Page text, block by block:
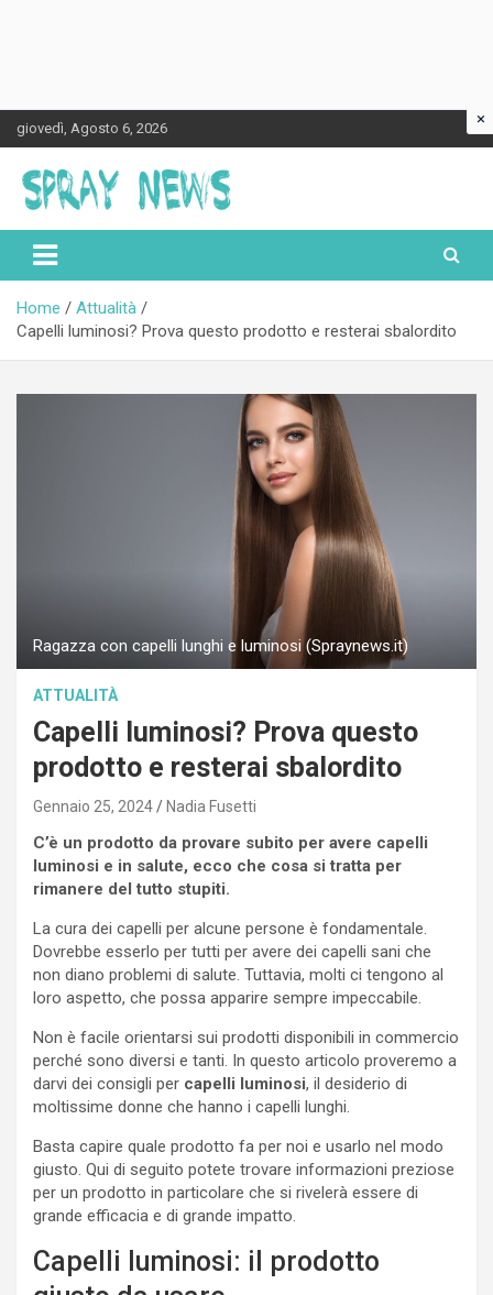
Skip
to
content
giovedì, Agosto 6, 2026
Spraynews.it
Home
Attualità
Capelli luminosi? Prova questo prodotto e resterai sbalordito
Ragazza con capelli lunghi e luminosi (Spraynews.it)
ATTUALITÀ
Capelli luminosi? Prova questo
prodotto e resterai sbalordito
Gennaio 25, 2024 Nadia Fusetti
C’è un prodotto da provare subito per avere capelli
luminosi e in salute, ecco che cosa si tratta per
rimanere del tutto stupiti.
La cura dei capelli per alcune persone è fondamentale.
Dovrebbe esserlo per tutti per avere dei capelli sani che
non diano problemi di salute. Tuttavia, molti ci tengono al
loro aspetto, che possa apparire sempre impeccabile.
Non è facile orientarsi sui prodotti disponibili in commercio
perché sono diversi e tanti. In questo articolo proveremo a
darvi dei consigli per capelli luminosi, il desiderio di
moltissime donne che hanno i capelli lunghi.
Basta capire quale prodotto fa per noi e usarlo nel modo
giusto. Qui di seguito potete trovare informazioni preziose
per un prodotto in particolare che si rivelerà essere di
grande efficacia e di grande impatto.
Capelli luminosi: il prodotto
×